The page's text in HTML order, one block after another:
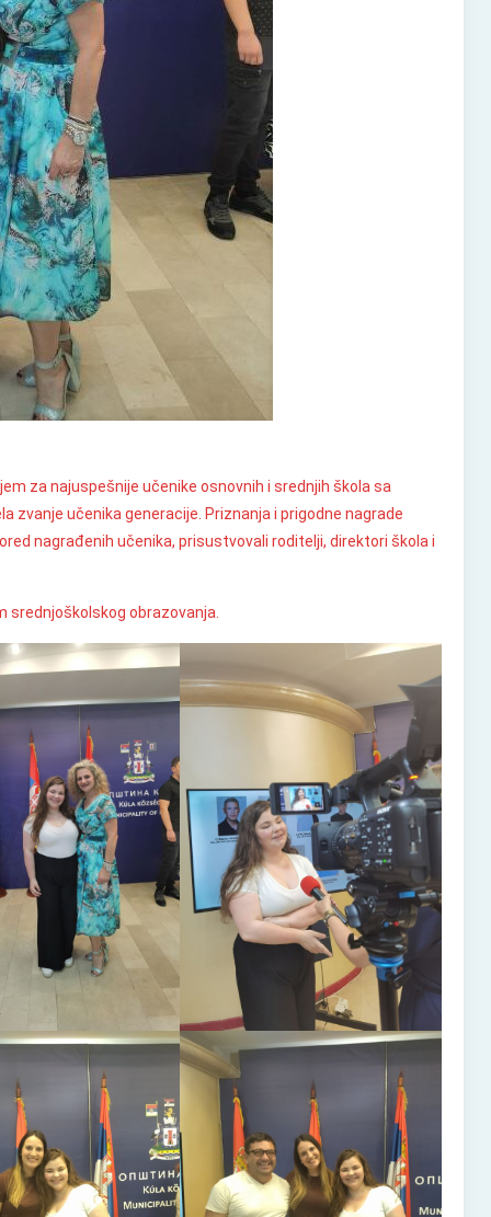
za najuspešnije učenike osnovnih i srednjih škola sa
zvanje učenika generacije. Priznanja i prigodne nagrade
nagrađenih učenika, prisustvovali roditelji, direktori škola i
srednjoškolskog obrazovanja.